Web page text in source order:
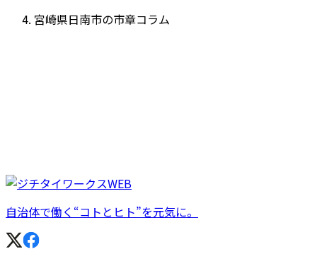
宮崎県日南市の市章コラム
自治体で働く“コトとヒト”を元気に。